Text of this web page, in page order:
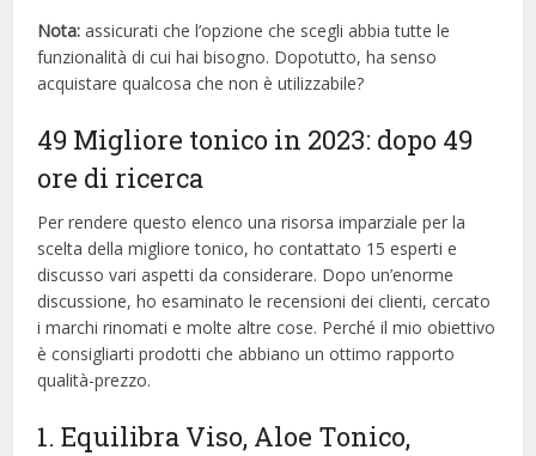
Nota: assicurati che l’opzione che scegli abbia tutte le
funzionalità di cui hai bisogno. Dopotutto, ha senso
acquistare qualcosa che non è utilizzabile?
49 Migliore tonico in 2023: dopo 49
ore di ricerca
Per rendere questo elenco una risorsa imparziale per la
scelta della migliore tonico, ​​ho contattato 15 esperti e
discusso vari aspetti da considerare. Dopo un’enorme
discussione, ho esaminato le recensioni dei clienti, cercato
i marchi rinomati e molte altre cose. Perché il mio obiettivo
è consigliarti prodotti che abbiano un ottimo rapporto
qualità-prezzo.
1. Equilibra Viso, Aloe Tonico,